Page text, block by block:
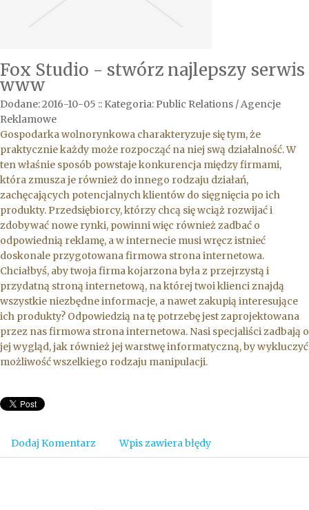
Fox Studio - stwórz najlepszy serwis
www
Dodane: 2016-10-05 :: Kategoria: Public Relations / Agencje
Reklamowe
Gospodarka wolnorynkowa charakteryzuje się tym, że
praktycznie każdy może rozpocząć na niej swą działalność. W
ten właśnie sposób powstaje konkurencja między firmami,
która zmusza je również do innego rodzaju działań,
zachęcających potencjalnych klientów do sięgnięcia po ich
produkty. Przedsiębiorcy, którzy chcą się wciąż rozwijać i
zdobywać nowe rynki, powinni więc również zadbać o
odpowiednią reklamę, a w internecie musi wręcz istnieć
doskonale przygotowana firmowa strona internetowa.
Chciałbyś, aby twoja firma kojarzona była z przejrzystą i
przydatną stroną internetową, na której twoi klienci znajdą
wszystkie niezbędne informacje, a nawet zakupią interesujące
ich produkty? Odpowiedzią na tę potrzebę jest zaprojektowana
przez nas firmowa strona internetowa. Nasi specjaliści zadbają o
jej wygląd, jak również jej warstwę informatyczną, by wykluczyć
możliwość wszelkiego rodzaju manipulacji.
Dodaj Komentarz Wpis zawiera błędy